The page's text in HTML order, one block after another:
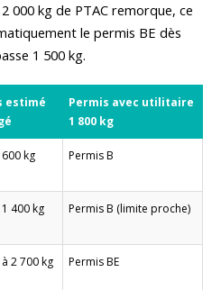
000 kg de PTAC remorque, ce
le permis BE dès
1 500 kg.
estimé
Permis avec utilitaire
1 800 kg
kg Permis B
400 kg Permis B (limite proche)
2 700 kg Permis BE